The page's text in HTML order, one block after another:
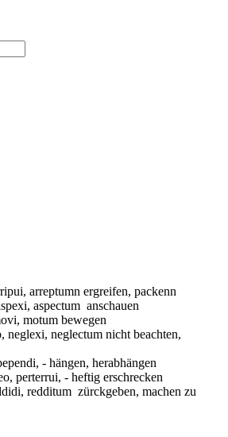
arreptumn ergreifen, packenn
aspectum anschauen
motum bewegen
neglexi, neglectum nicht beachten,
- hängen, herabhängen
perterrui, - heftig erschrecken
redditum zürckgeben, machen zu